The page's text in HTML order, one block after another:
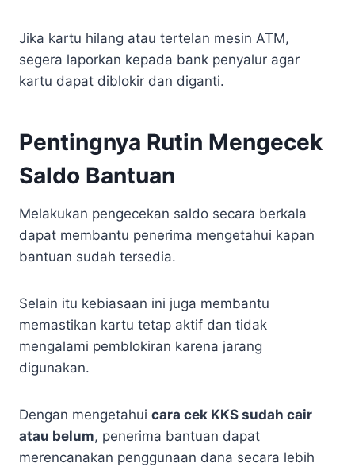
Jika kartu hilang atau tertelan mesin ATM,
segera laporkan kepada bank penyalur agar
kartu dapat diblokir dan diganti.
Pentingnya Rutin Mengecek
Saldo Bantuan
Melakukan pengecekan saldo secara berkala
dapat membantu penerima mengetahui kapan
bantuan sudah tersedia.
Selain itu kebiasaan ini juga membantu
memastikan kartu tetap aktif dan tidak
mengalami pemblokiran karena jarang
digunakan.
Dengan mengetahui cara cek KKS sudah cair
atau belum, penerima bantuan dapat
merencanakan penggunaan dana secara lebih